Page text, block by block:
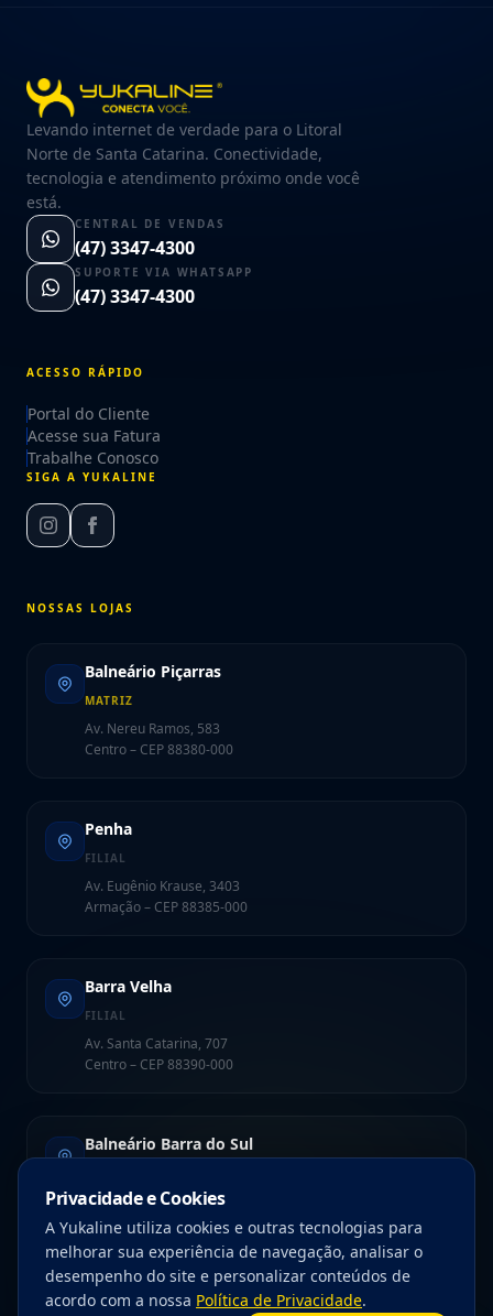
Levando internet de verdade para o Litoral
Norte de Santa Catarina. Conectividade,
tecnologia e atendimento próximo onde você
está.
CENTRAL DE VENDAS
(47) 3347-4300
SUPORTE VIA WHATSAPP
(47) 3347-4300
ACESSO RÁPIDO
Portal do Cliente
Acesse sua Fatura
Trabalhe Conosco
SIGA A YUKALINE
NOSSAS LOJAS
Balneário Piçarras
MATRIZ
Av. Nereu Ramos, 583
Centro – CEP 88380-000
Penha
FILIAL
Av. Eugênio Krause, 3403
Armação – CEP 88385-000
Barra Velha
FILIAL
Av. Santa Catarina, 707
Centro – CEP 88390-000
Balneário Barra do Sul
Av. Amândio Cabral, 865 – Sala 03
Centro – CEP 89247-000
Privacidade e Cookies
A Yukaline utiliza cookies e outras tecnologias para
melhorar sua experiência de navegação, analisar o
desempenho do site e personalizar conteúdos de
acordo com a nossa Política de Privacidade.